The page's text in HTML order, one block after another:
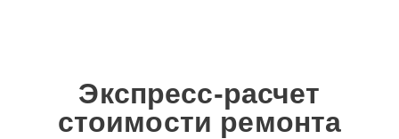
Экспресс-расчет
стоимости ремонта